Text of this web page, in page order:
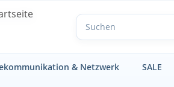
& Netzwerk SALE